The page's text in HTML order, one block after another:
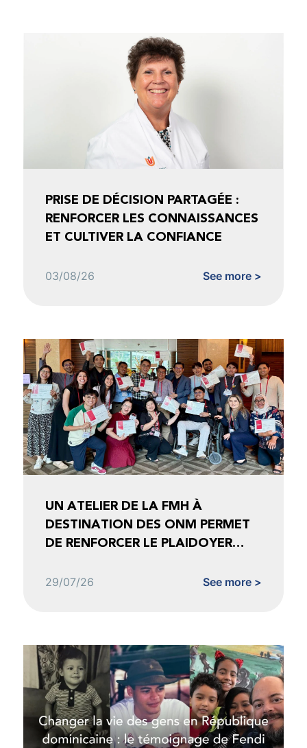
PRISE DE DÉCISION PARTAGÉE :
RENFORCER LES CONNAISSANCES
ET CULTIVER LA CONFIANCE
03/08/26 See more >
UN ATELIER DE LA FMH À
DESTINATION DES ONM PERMET
DE RENFORCER LE PLAIDOYER
29/07/26 See more >